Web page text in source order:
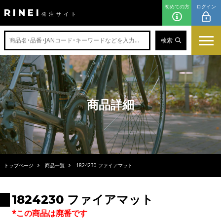
RINEI 発注サイト
初めての方 ログイン
検索
商品詳細
トップページ 商品一覧 1824230 ファイアマット
1824230 ファイアマット
*この商品は廃番です